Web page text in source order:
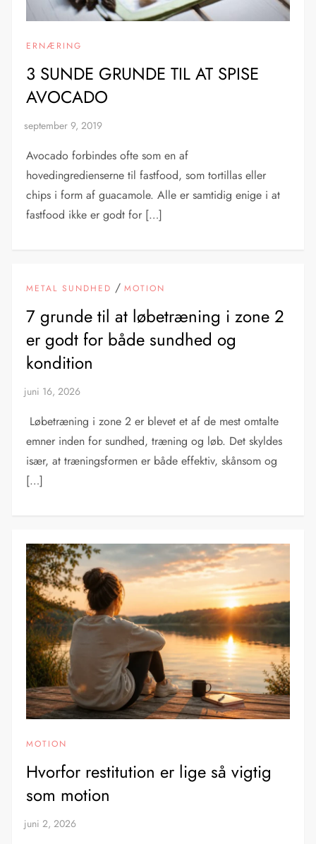
ERNÆRING
3 SUNDE GRUNDE TIL AT SPISE
AVOCADO
Avocado forbindes ofte som en af
hovedingredienserne til fastfood, som tortillas eller
chips i form af guacamole. Alle er samtidig enige i at
fastfood ikke er godt for […]
METAL SUNDHED /MOTION
7 grunde til at løbetræning i zone 2
er godt for både sundhed og
kondition
Løbetræning i zone 2 er blevet et af de mest omtalte
emner inden for sundhed, træning og løb. Det skyldes
især, at træningsformen er både effektiv, skånsom og
[…]
MOTION
Hvorfor restitution er lige så vigtig
som motion